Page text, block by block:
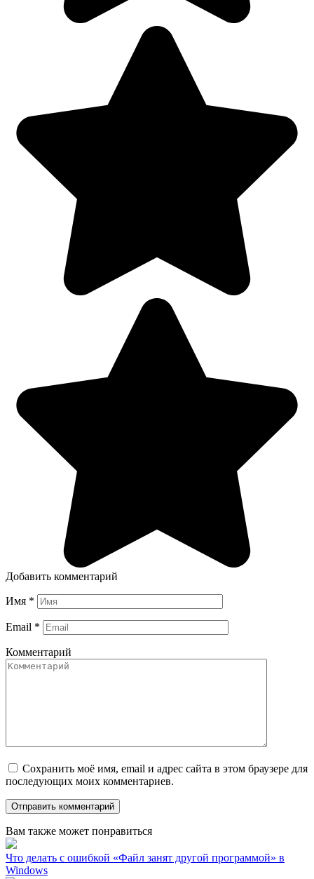
Добавить комментарий
Имя *
Email *
Комментарий
Сохранить моё имя, email и адрес сайта в этом браузере для
последующих моих комментариев.
Вам также может понравиться
Что делать с ошибкой «Файл занят другой программой» в
Windows